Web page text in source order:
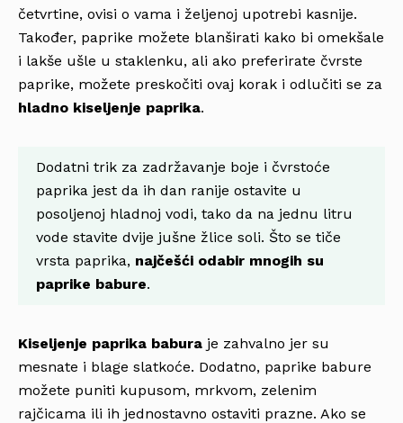
četvrtine, ovisi o vama i željenoj upotrebi kasnije.
Također, paprike možete blanširati kako bi omekšale
i lakše ušle u staklenku, ali ako preferirate čvrste
paprike, možete preskočiti ovaj korak i odlučiti se za
hladno kiseljenje paprika.
Dodatni trik za zadržavanje boje i čvrstoće
paprika jest da ih dan ranije ostavite u
posoljenoj hladnoj vodi, tako da na jednu litru
vode stavite dvije jušne žlice soli. Što se tiče
vrsta paprika, najčešći odabir mnogih su
paprike babure.
Kiseljenje paprika babura je zahvalno jer su
mesnate i blage slatkoće. Dodatno, paprike babure
možete puniti kupusom, mrkvom, zelenim
rajčicama ili ih jednostavno ostaviti prazne. Ako se